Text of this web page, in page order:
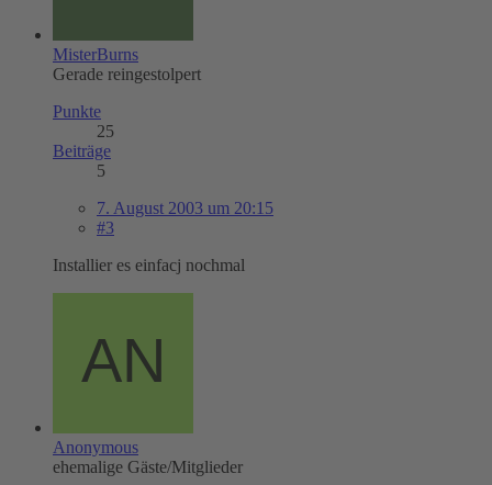
MisterBurns
Gerade reingestolpert
Punkte
25
Beiträge
5
7. August 2003 um 20:15
#3
Installier es einfacj nochmal
Anonymous
ehemalige Gäste/Mitglieder